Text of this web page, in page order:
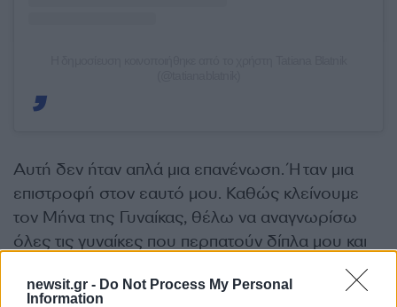
newsit.gr - Do Not Process My Personal
Information
Αυτή δεν ήταν απλά μια επανένωση. Ήταν μια
επιστροφή στον εαυτό μου. Καθώς κλείνουμε
τον Μήνα της Γυναίκας, θέλω να αναγνωρίσω
όλες τις γυναίκες που περπατούν δίπλα μου και
ευχαριστώ. Όλοι εσείς σε αυτό το ταξίδι- είστε